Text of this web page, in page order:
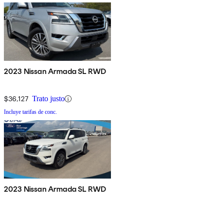
2023 Nissan Armada SL RWD
$36,127 Trato justo
Incluye tarifas de conc.
2023 Nissan Armada SL RWD